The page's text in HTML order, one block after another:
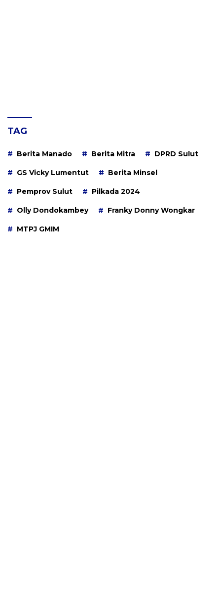
TAG
Berita Manado Berita Mitra DPRD Sulut
GS Vicky Lumentut Berita Minsel
Pemprov Sulut Pilkada 2024
Olly Dondokambey Franky Donny Wongkar
MTPJ GMIM